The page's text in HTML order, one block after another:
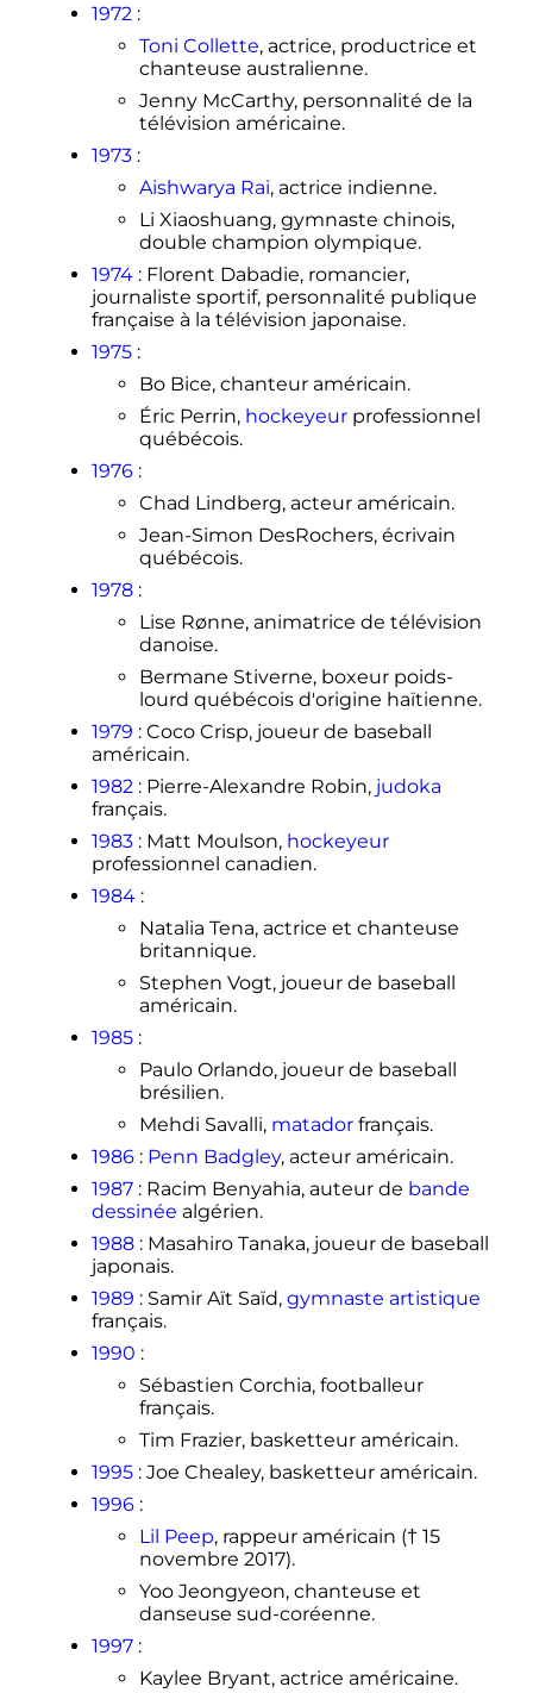
1972 :
Toni Collette, actrice, productrice et
chanteuse australienne.
Jenny McCarthy, personnalité de la
télévision américaine.
1973 :
Aishwarya Rai, actrice indienne.
Li Xiaoshuang, gymnaste chinois,
double champion olympique.
1974 : Florent Dabadie, romancier,
journaliste sportif, personnalité publique
française à la télévision japonaise.
1975 :
Bo Bice, chanteur américain.
Éric Perrin, hockeyeurprofessionnel
québécois.
1976 :
Chad Lindberg, acteur américain.
Jean-Simon DesRochers, écrivain
québécois.
1978 :
Lise Rønne, animatrice de télévision
danoise.
Bermane Stiverne, boxeur poids-
lourd québécois d'origine haïtienne.
1979 : Coco Crisp, joueur de baseball
américain.
1982 : Pierre-Alexandre Robin, judoka
français.
1983 : Matt Moulson, hockeyeur
professionnel canadien.
1984 :
Natalia Tena, actrice et chanteuse
britannique.
Stephen Vogt, joueur de baseball
américain.
1985 :
Paulo Orlando, joueur de baseball
brésilien.
Mehdi Savalli, matadorfrançais.
1986 : Penn Badgley, acteur américain.
1987 : Racim Benyahia, auteur de bande
dessinée algérien.
1988 : Masahiro Tanaka, joueur de baseball
japonais.
1989 : Samir Aït Saïd, gymnaste artistique
français.
1990 :
Sébastien Corchia, footballeur
français.
Tim Frazier, basketteur américain.
1995 : Joe Chealey, basketteur américain.
1996 :
Lil Peep, rappeur américain († 15
novembre 2017).
Yoo Jeongyeon, chanteuse et
danseuse sud-coréenne.
1997 :
Kaylee Bryant, actrice américaine.